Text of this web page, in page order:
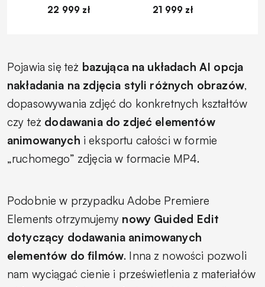
22 999 zł
21 999 zł
Pojawia się też bazująca na układach AI opcja
nakładania na zdjęcia styli różnych obrazów,
dopasowywania zdjęć do konkretnych kształtów
czy też dodawania do zdjeć elementów
animowanych i eksportu całości w formie
„ruchomego” zdjęcia w formacie MP4.
Podobnie w przypadku Adobe Premiere
Elements otrzymujemy nowy Guided Edit
dotyczący dodawania animowanych
elementów do filmów. Inna z nowości pozwoli
nam wyciągać cienie i prześwietlenia z materiałów